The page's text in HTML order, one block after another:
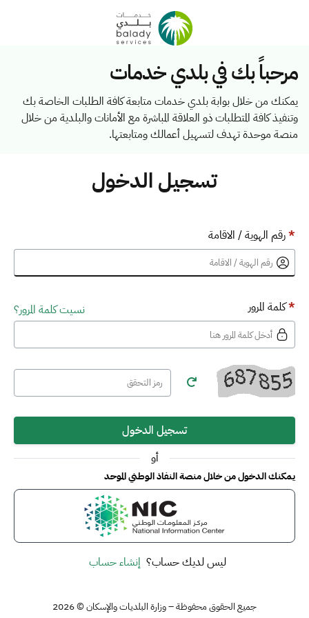
مرحباً بك في بلدي خدمات
يمكنك من خلال بوابة بلدي خدمات متابعة كافة الطلبات الخاصة بك
وتنفيذ كافة المتطلبات ذو العلاقة المباشرة مع الأمانات والبلدية من خلال
منصة موحدة تهدف لتسهيل أعمالك ومتابعتها.
تسجيل الدخول
*رقم الهوية / الاقامة
*كلمة المرور نسيت كلمة المرور؟
تسجيل الدخول
أو
يمكنك الدخول من خلال منصة النفاذ الوطني الموحد
ليس لديك حساب؟ إنشاء حساب
جميع الحقوق محفوظة – وزارة البلديات والإسكان © 2026